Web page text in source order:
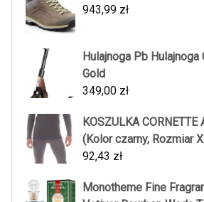
943,99 zł
Hulajnoga Pb
Gold
349,00 zł
KOSZULKA
(Kolor czarny, Rozmiar
92,43 zł
Monotheme Fine